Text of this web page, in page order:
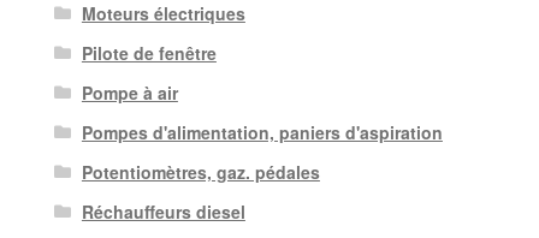
Moteurs électriques
Pilote de fenêtre
Pompe à air
Pompes d'alimentation, paniers d'aspiration
Potentiomètres, gaz. pédales
Réchauffeurs diesel